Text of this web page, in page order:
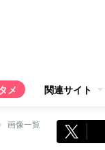
メ 関連サイト
画像一覧